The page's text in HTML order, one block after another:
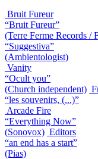
Bruit Fureur
“Bruit Fureur”
(Terre Ferme Records /
“Suggestiva”
(Ambientologist)
Vanity
“Ocult you”
(Church independent)
“les souvenirs, (...)”
Arcade Fire
“Everything Now”
(Sonovox) Editors
“an end has a start”
(Pias)